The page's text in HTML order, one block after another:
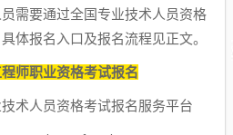
需要通过全国专业技术人员资格
体报名入口及报名流程见正文。
师职业资格考试报名
术人员资格考试报名服务平台